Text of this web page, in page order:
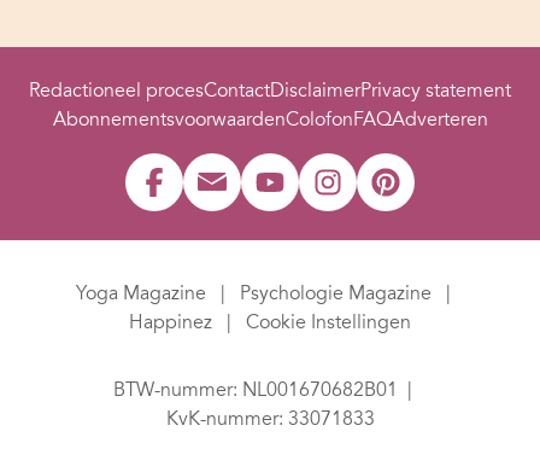
Redactioneel procesContactDisclaimerPrivacy statement
AbonnementsvoorwaardenColofonFAQAdverteren
Yoga Magazine
Psychologie Magazine
Happinez
Cookie Instellingen
BTW-nummer: NL001670682B01
KvK-nummer: 33071833